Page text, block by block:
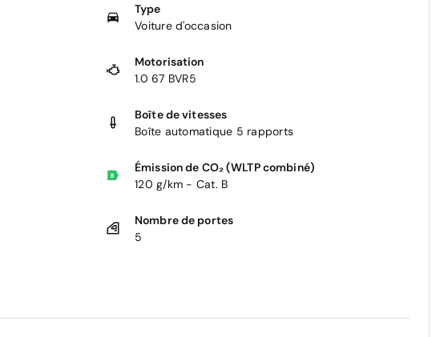
Type
Voiture d'occasion
Motorisation
1.0 67 BVR5
Boîte de vitesses
Boîte automatique 5 rapports
Émission de CO₂ (WLTP combiné)
120 g/km - Cat. B
Nombre de portes
5